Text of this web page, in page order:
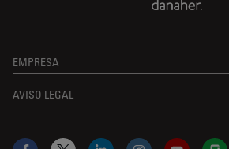
EMPRESA
AVISO LEGAL